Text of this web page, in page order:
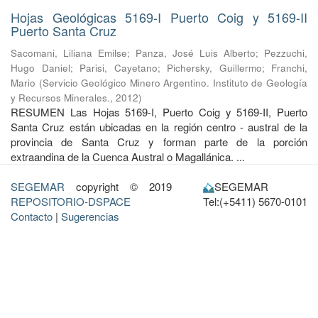
Hojas Geológicas 5169-I Puerto Coig y 5169-II
Puerto Santa Cruz
Sacomani, Liliana Emilse; Panza, José Luis Alberto; Pezzuchi,
Hugo Daniel; Parisi, Cayetano; Pichersky, Guillermo; Franchi,
Mario (Servicio Geológico Minero Argentino. Instituto de Geología
y Recursos Minerales., 2012)
RESUMEN Las Hojas 5169-I, Puerto Coig y 5169-II, Puerto
Santa Cruz están ubicadas en la región centro - austral de la
provincia de Santa Cruz y forman parte de la porción
extraandina de la Cuenca Austral o Magallánica. ...
SEGEMAR copyright © 2019
REPOSITORIO-DSPACE
Contacto | Sugerencias
SEGEMAR
Tel:(+5411) 5670-0101